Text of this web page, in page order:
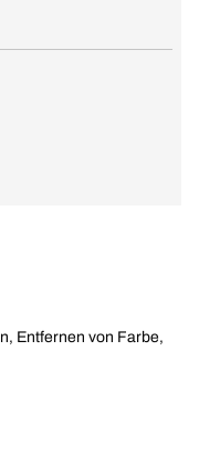
Entfernen von Farbe,